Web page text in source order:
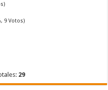
9 Votos)
29